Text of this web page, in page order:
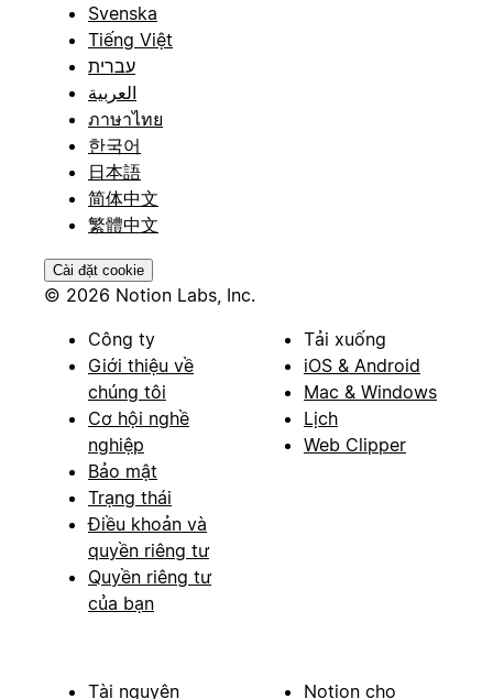
Svenska
Tiếng Việt
עברית
العربية
ภาษาไทย
한국어
日本語
简体中文
繁體中文
Cài đặt cookie
© 2026 Notion Labs, Inc.
Công ty
Giới thiệu về
chúng tôi
Cơ hội nghề
nghiệp
Bảo mật
Trạng thái
Điều khoản và
quyền riêng tư
Quyền riêng tư
của bạn
Tải xuống
iOS & Android
Mac & Windows
Lịch
Web Clipper
Tài nguyên Notion cho